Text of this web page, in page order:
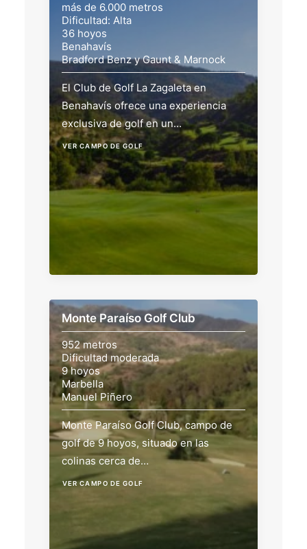
más de 6.000 metros
Dificultad: Alta
36 hoyos
Benahavís
Bradford Benz y Gaunt & Marnock
El Club de Golf La Zagaleta en
Benahavís ofrece una experiencia
exclusiva de golf en un…
VER CAMPO DE GOLF
Monte Paraíso Golf Club
952 metros
Dificultad moderada
9 hoyos
Marbella
Manuel Piñero
Monte Paraíso Golf Club, campo de
golf de 9 hoyos, situado en las
colinas cerca de…
VER CAMPO DE GOLF